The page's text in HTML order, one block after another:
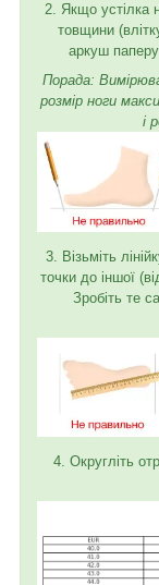
2. Якщо устілка
товщини
аркуш
Порада:
розмір ноги
і
3. Візьміть
точки до іншої
Зробіть те
4. Округліть